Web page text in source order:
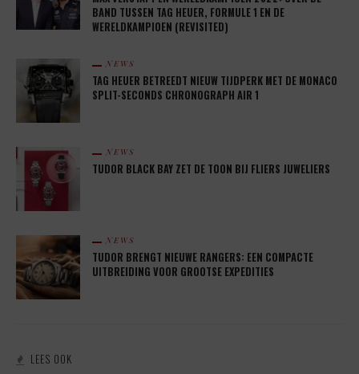
BAND TUSSEN TAG HEUER, FORMULE 1 EN DE
WERELDKAMPIOEN (REVISITED)
NEWS
TAG HEUER BETREEDT NIEUW TIJDPERK MET DE MONACO
SPLIT-SECONDS CHRONOGRAPH AIR 1
NEWS
TUDOR BLACK BAY ZET DE TOON BIJ FLIERS JUWELIERS
NEWS
TUDOR BRENGT NIEUWE RANGERS: EEN COMPACTE
UITBREIDING VOOR GROOTSE EXPEDITIES
LEES OOK